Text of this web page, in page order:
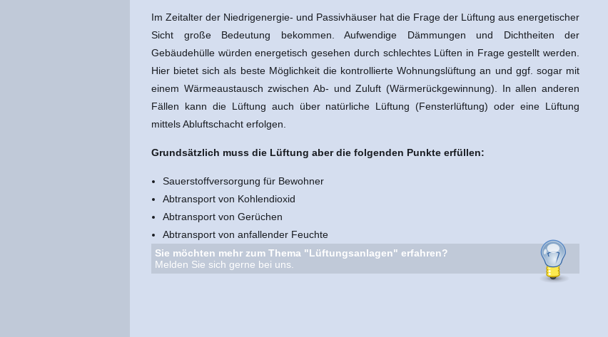
Im Zeitalter der Niedrigenergie- und Passivhäuser hat die Frage der Lüftung aus energetischer
Sicht große Bedeutung bekommen. Aufwendige Dämmungen und Dichtheiten der
Gebäudehülle würden energetisch gesehen durch schlechtes Lüften in Frage gestellt werden.
Hier bietet sich als beste Möglichkeit die kontrollierte Wohnungslüftung an und ggf. sogar mit
einem Wärmeaustausch zwischen Ab- und Zuluft (Wärmerückgewinnung). In allen anderen
Fällen kann die Lüftung auch über natürliche Lüftung (Fensterlüftung) oder eine Lüftung
mittels Abluftschacht erfolgen.
Grundsätzlich muss die Lüftung aber die folgenden Punkte erfüllen:
Sauerstoffversorgung für Bewohner
Abtransport von Kohlendioxid
Abtransport von Gerüchen
Abtransport von anfallender Feuchte
Sie möchten mehr zum Thema "Lüftungsanlagen" erfahren?
Melden Sie sich gerne bei uns.